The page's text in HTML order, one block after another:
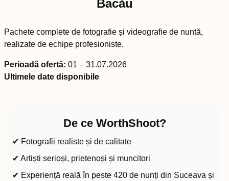
Bacău
Pachete complete de fotografie și videografie de nuntă,
realizate de echipe profesioniste.
Perioadă ofertă: 01 – 31.07.2026
Ultimele date disponibile
De ce WorthShoot?
✔ Fotografii realiste și de calitate
✔ Artiști serioși, prietenoși și muncitori
✔ Experiență reală în peste 420 de nunți din Suceava și